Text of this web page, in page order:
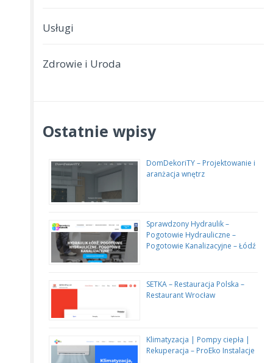
Usługi
Zdrowie i Uroda
Ostatnie wpisy
DomDekoriTY – Projektowanie i
aranżacja wnętrz
Sprawdzony Hydraulik –
Pogotowie Hydrauliczne –
Pogotowie Kanalizacyjne – Łódź
SETKA – Restauracja Polska –
Restaurant Wrocław
Klimatyzacja | Pompy ciepła |
Rekuperacja – ProEko Instalacje